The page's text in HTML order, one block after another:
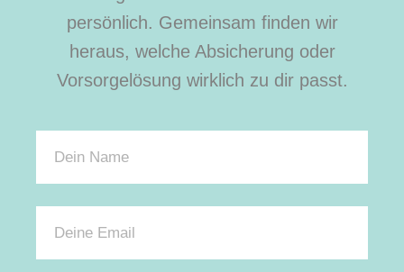
persönlich. Gemeinsam finden wir
heraus, welche Absicherung oder
Vorsorgelösung wirklich zu dir passt.